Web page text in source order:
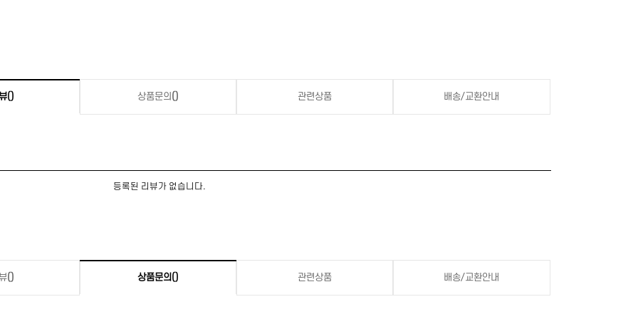
() 상품문의 () 관련상품 배송/교환안내
등록된 리뷰가 없습니다.
() 상품문의 () 관련상품 배송/교환안내